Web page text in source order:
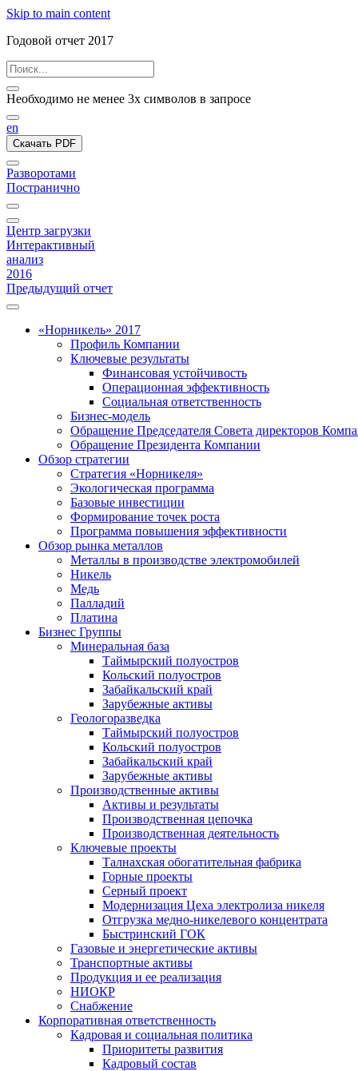
Skip to main content
Годовой отчет 2017
Необходимо не менее 3х символов в запросе
en
Скачать PDF
Разворотами
Постранично
Центр загрузки
Интерактивный
анализ
2016
Предыдущий отчет
«Норникель» 2017
Профиль Компании
Ключевые результаты
Финансовая устойчивость
Операционная эффективность
Социальная ответственность
Бизнес-модель
Обращение Председателя Совета директоров
Обращение Президента Компании
Обзор стратегии
Стратегия «Норникеля»
Экологическая программа
Базовые инвестиции
Формирование точек роста
Программа повышения эффективности
Обзор рынка металлов
Металлы в производстве электромобилей
Никель
Медь
Палладий
Платина
Бизнес Группы
Минеральная база
Таймырский полуостров
Кольский полуостров
Забайкальский край
Зарубежные активы
Геологоразведка
Таймырский полуостров
Кольский полуостров
Забайкальский край
Зарубежные активы
Производственные активы
Активы и результаты
Производственная цепочка
Производственная деятельность
Ключевые проекты
Талнахская обогатительная фабрика
Горные проекты
Серный проект
Модернизация Цеха электролиза никеля
Отгрузка медно-никелевого концентрата
Быстринский ГОК
Газовые и энергетические активы
Транспортные активы
Продукция и ее реализация
НИОКР
Снабжение
Корпоративная ответственность
Кадровая и социальная политика
Приоритеты развития
Кадровый состав